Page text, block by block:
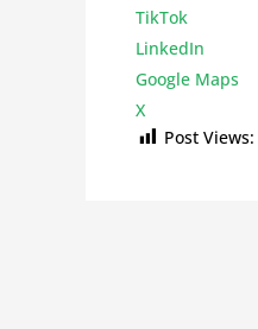
TikTok
LinkedIn
Google Maps
X
Post Views: